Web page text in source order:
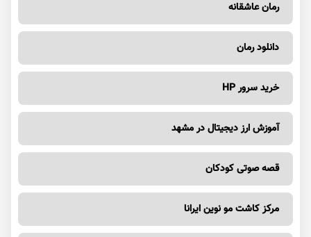
رمان عاشقانه
دانلود رمان
خرید سرور HP
آموزش ارز دیجیتال در مشهد
قصه صوتی کودکان
مرکز کاشت مو نوین ایرانا